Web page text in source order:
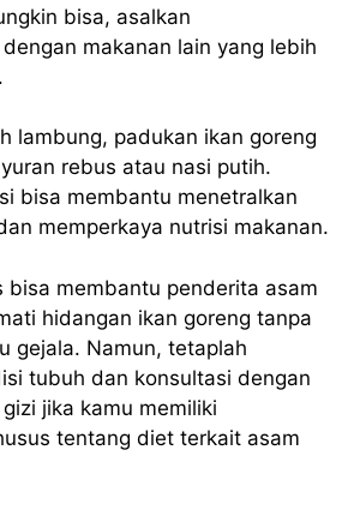
bisa, asalkan
makanan lain yang lebih
lambung, padukan ikan goreng
rebus atau nasi putih.
bisa membantu menetralkan
memperkaya nutrisi makanan.
membantu penderita asam
hidangan ikan goreng tanpa
gejala. Namun, tetaplah
tubuh dan konsultasi dengan
jika kamu memiliki
tentang diet terkait asam